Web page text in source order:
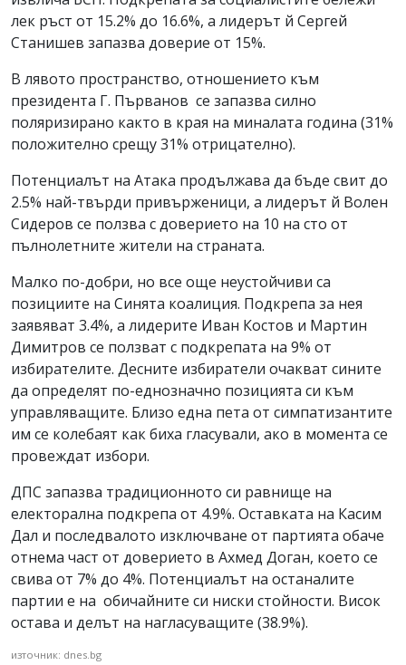
лек ръст от 15.2% до 16.6%, а лидерът й Сергей
Станишев запазва доверие от 15%.
В лявото пространство, отношението към
президента Г. Първанов се запазва силно
поляризирано както в края на миналата година (31%
положително срещу 31% отрицателно).
Потенциалът на Атака продължава да бъде свит до
2.5% най-твърди привърженици, а лидерът й Волен
Сидеров се ползва с доверието на 10 на сто от
пълнолетните жители на страната.
Малко по-добри, но все още неустойчиви са
позициите на Синята коалиция. Подкрепа за нея
заявяват 3.4%, а лидерите Иван Костов и Мартин
Димитров се ползват с подкрепата на 9% от
избирателите. Десните избиратели очакват сините
да определят по-еднозначно позицията си към
управляващите. Близо една пета от симпатизантите
им се колебаят как биха гласували, ако в момента се
провеждат избори.
ДПС запазва традиционното си равнище на
електорална подкрепа от 4.9%. Оставката на Касим
Дал и последвалото изключване от партията обаче
отнема част от доверието в Ахмед Доган, което се
свива от 7% до 4%. Потенциалът на останалите
партии е на обичайните си ниски стойности. Висок
остава и делът на нагласуващите (38.9%).
източник: dnes.bg